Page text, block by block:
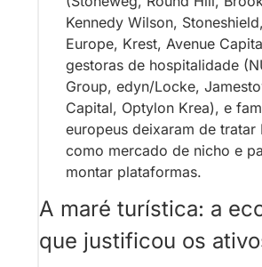
Kennedy Wilson,
Europe, Krest, Avenue
gestoras de hospitalidade
Group, edyn/Locke,
Capital, Optylon Krea), e
europeus deixaram de tratar
como mercado de nicho e
montar plataformas.
A maré turística: a
que justificou os